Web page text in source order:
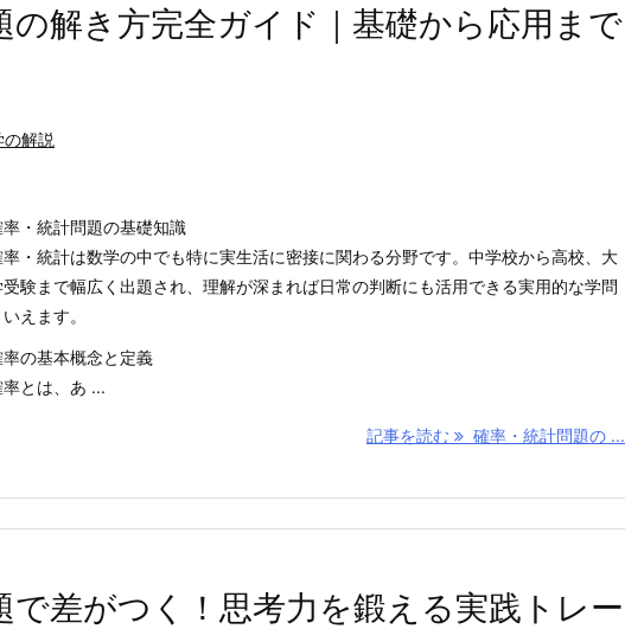
の解き方完全ガイド｜基礎から応用まで
の解説
率・統計問題の基礎知識
率・統計は数学の中でも特に実生活に密接に関わる分野です。中学校から高校、大
受験まで幅広く出題され、理解が深まれば日常の判断にも活用できる実用的な学問
いえます。
率の基本概念と定義
率とは、あ ...
記事を読む 確率・統計問題の ...
で差がつく！思考力を鍛える実践トレー